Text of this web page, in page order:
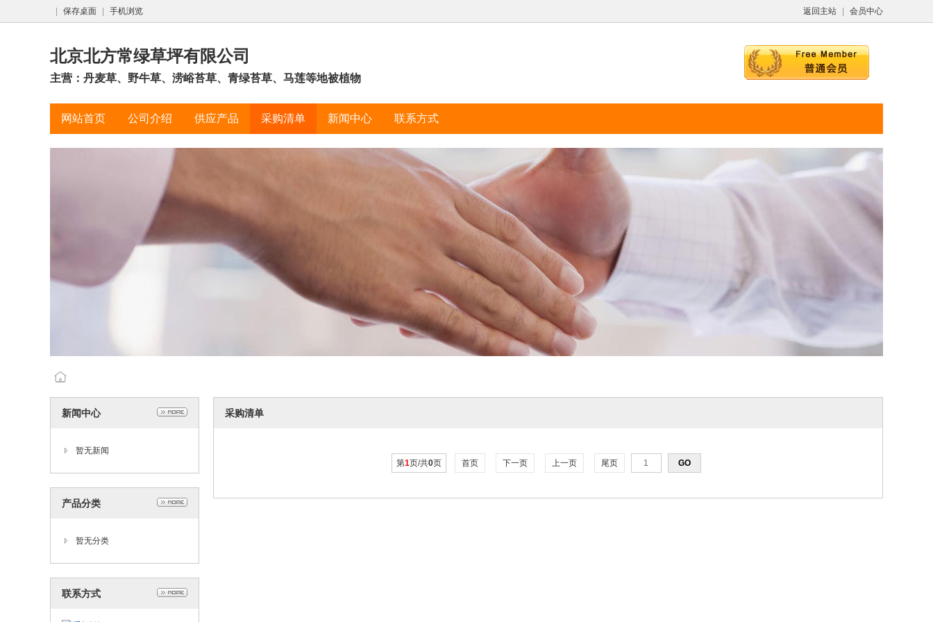
返回主站 会员中心
保存桌面 手机浏览
北京北方常绿草坪有限公司
主营：丹麦草、野牛草、涝峪苔草、青绿苔草、马莲等地被植物
网站首页 公司介绍 供应产品 采购清单 新闻中心 联系方式
新闻中心
暂无新闻
产品分类
暂无分类
联系方式
采购清单
第1页/共0页 首页 下一页 上一页 尾页